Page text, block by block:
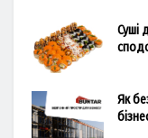
Суші
Як